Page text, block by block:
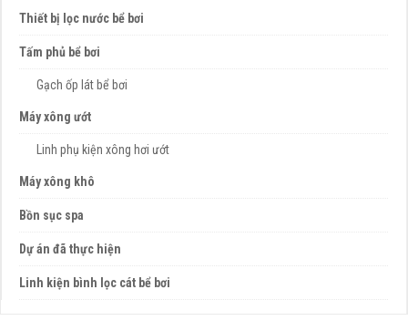
Thiết bị lọc nước bể bơi
Tấm phủ bể bơi
Gạch ốp lát bể bơi
Máy xông ướt
Linh phụ kiện xông hơi ướt
Máy xông khô
Bồn sục spa
Dự án đã thực hiện
Linh kiện bình lọc cát bể bơi